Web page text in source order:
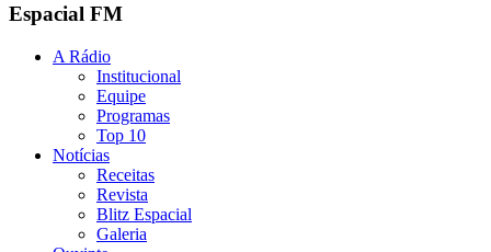
Espacial FM
A Rádio
Institucional
Equipe
Programas
Top 10
Notícias
Receitas
Revista
Blitz Espacial
Galeria